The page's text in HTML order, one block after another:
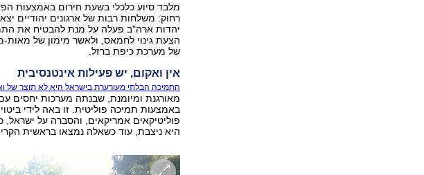
מלבד סיוע כלכלי בשעת חירום באמצעות
רחוק: משלחות רבות של ארגונים יהודיים
יהדות ארה"ב פעלה על מנת להבטיח את
הצעת גינוי לחמאס, ולאשר מימון של מאות-
של מערכת כיפת ברזל.
אין ואקום, יש פעילות אינטנסיבית
התמיכה הבלתי מעורערת בישראל היא לא תוצר של
מאורגנת ומיומנת, שבנתה מערכות יחסים
באמצעות תמיכה פוליטית. זו באה לידי
פוליטיקאים אמריקאים, והסברה על ישראל,
היא ניצבת, עוד כשאלה נמצאו בראשית